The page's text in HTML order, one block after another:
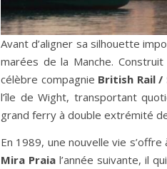
Avant d’aligner sa silhouette
marées de la Manche.
célèbre compagnie British Rail /
l’île de Wight, transportant
grand ferry à double extrémité
En 1989, une nouvelle vie
Mira Praia l’année suivante, il